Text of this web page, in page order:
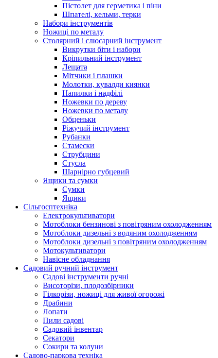
Пістолет для герметика і піни
Шпателі, кельми, терки
Набори інструментів
Ножиці по металу
Столярний і слюсарний інструмент
Викрутки біти і набори
Кріпильний інструмент
Лещата
Мітчики і плашки
Молотки, кувалди киянки
Напилки і надфілі
Ножевки по дереву
Ножевки по металу
Обценьки
Ріжучий інструмент
Рубанки
Стамески
Струбцини
Стусла
Шарнірно губцевий
Ящики та сумки
Сумки
Ящики
Сільгосптехніка
Електрокультиватори
Мотоблоки бензинові з повітряним охолодженням
Мотоблоки дизельні з водяним охолодженням
Мотоблоки дизельні з повітряним охолодженням
Мотокультиватори
Навісне обладнання
Садовий ручний інструмент
Cадові інструменти ручні
Висоторізи, плодозбірники
Гілкорізи, ножиці для живої огорожі
Драбини
Лопати
Пили садові
Садовий інвентар
Секатори
Сокири та колуни
Садово-паркова техніка